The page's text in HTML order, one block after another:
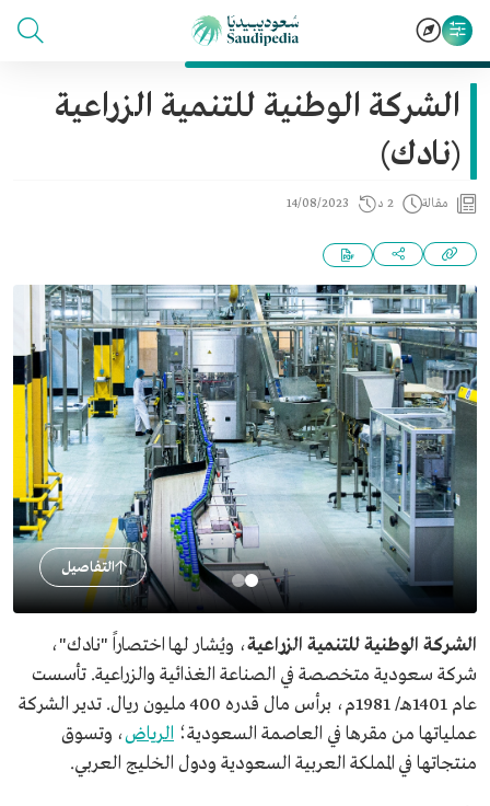
الشركة الوطنية للتنمية الزراعية
(نادك)
مقالة 2 د 14/08/2023
التفاصيل
الشركة الوطنية للتنمية الزراعية، ويُشار لها اختصاراً "نادك"،
شركة سعودية متخصصة في الصناعة الغذائية والزراعية. تأسست
عام 1401هـ/ 1981م، برأس مال قدره 400 مليون ريال. تدير الشركة
عملياتها من مقرها في العاصمة السعودية؛ الرياض، وتسوق
منتجاتها في المملكة العربية السعودية ودول الخليج العربي.